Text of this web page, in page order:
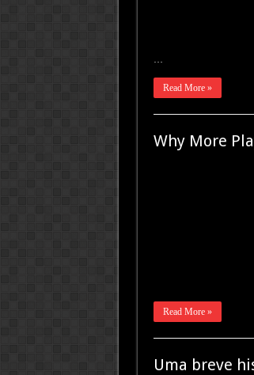
…
Read More »
Why More
Read More »
Uma breve